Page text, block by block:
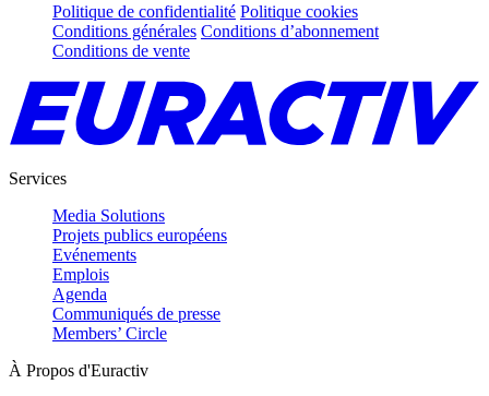
Politique de confidentialité Politique cookies
Conditions générales Conditions d’abonnement
Conditions de vente
Services
Media Solutions
Projets publics européens
Evénements
Emplois
Agenda
Communiqués de presse
Members’ Circle
À Propos d'Euractiv